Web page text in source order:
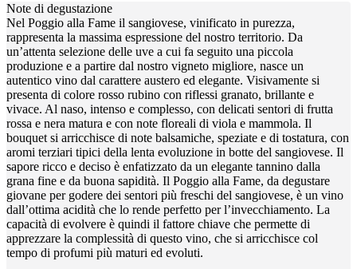
Note di degustazione
Nel Poggio alla Fame il sangiovese, vinificato in purezza,
rappresenta la massima espressione del nostro territorio. Da
un’attenta selezione delle uve a cui fa seguito una piccola
produzione e a partire dal nostro vigneto migliore, nasce un
autentico vino dal carattere austero ed elegante. Visivamente si
presenta di colore rosso rubino con riflessi granato, brillante e
vivace. Al naso, intenso e complesso, con delicati sentori di frutta
rossa e nera matura e con note floreali di viola e mammola. Il
bouquet si arricchisce di note balsamiche, speziate e di tostatura, con
aromi terziari tipici della lenta evoluzione in botte del sangiovese. Il
sapore ricco e deciso è enfatizzato da un elegante tannino dalla
grana fine e da buona sapidità. Il Poggio alla Fame, da degustare
giovane per godere dei sentori più freschi del sangiovese, è un vino
dall’ottima acidità che lo rende perfetto per l’invecchiamento. La
capacità di evolvere è quindi il fattore chiave che permette di
apprezzare la complessità di questo vino, che si arricchisce col
tempo di profumi più maturi ed evoluti.